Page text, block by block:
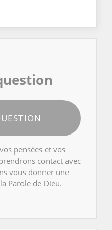
pensées et vos
contact avec
vous donner une
Parole de Dieu.